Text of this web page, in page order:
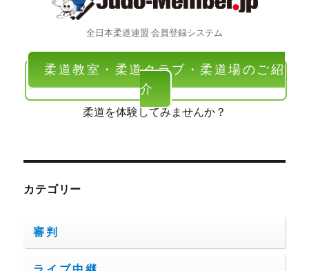
全日本柔道連盟 会員登録システム
柔道教室・柔道クラブ・柔道場のご紹
介
柔道を体験してみませんか？
カテゴリー
審判